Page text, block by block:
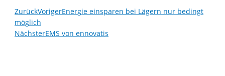
ZurückVorigerEnergie einsparen bei Lägern nur bedingt
möglich
NächsterEMS von ennovatis